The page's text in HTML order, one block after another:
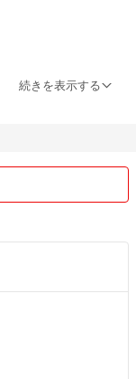
続きを表示する